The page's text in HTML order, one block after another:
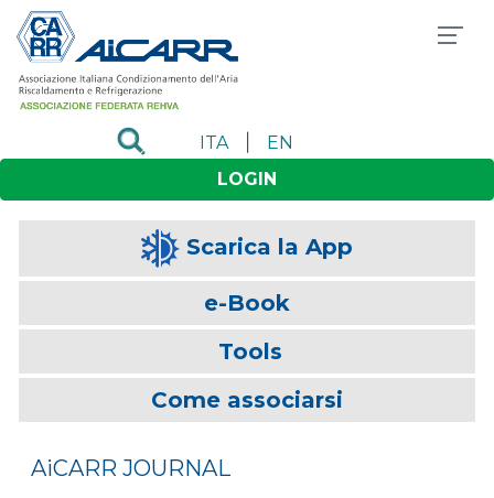
ITA
EN
LOGIN
Scarica la App
e-Book
Tools
Come associarsi
AiCARR JOURNAL